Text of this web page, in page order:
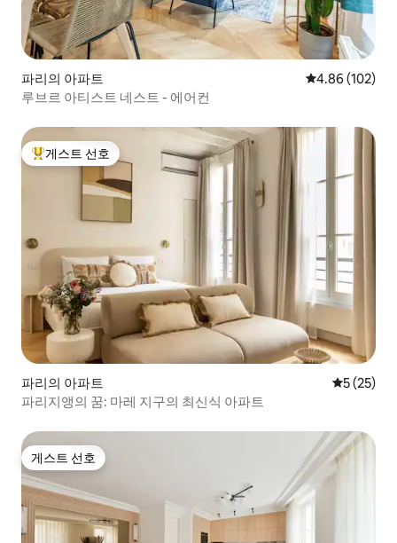
파리의 아파트 평점 4.86점(5
4.86 (102)
루브르 아티스트 네스트 - 에어컨
상위 게스트 선호
게스트 선호
파리의 아파트 평점 5점
5 (25)
파리지앵의 꿈: 마레 지구의 최신식 아파트
게스트 선호
게스트 선호